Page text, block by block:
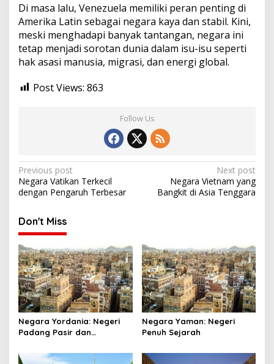
Di masa lalu, Venezuela memiliki peran penting di
Amerika Latin sebagai negara kaya dan stabil. Kini,
meski menghadapi banyak tantangan, negara ini
tetap menjadi sorotan dunia dalam isu-isu seperti
hak asasi manusia, migrasi, dan energi global.
Post Views: 863
Follow Us
Post
navigation
Previous post
Negara Vatikan Terkecil
dengan Pengaruh Terbesar
Next post
Negara Vietnam yang
Bangkit di Asia Tenggara
Don't Miss
Negara Yordania: Negeri
Padang Pasir dan
Negara Yaman: Negeri
Penuh Sejarah